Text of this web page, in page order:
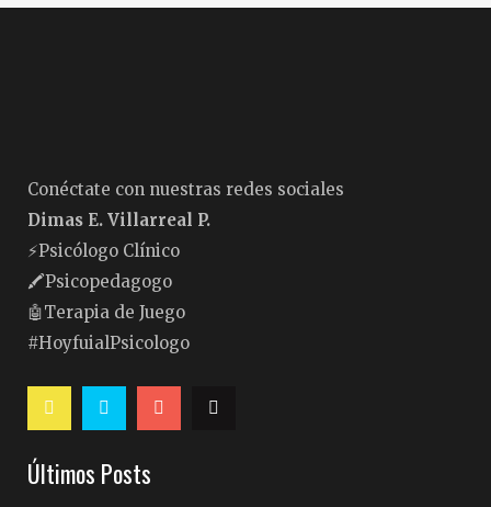
Conéctate con nuestras redes sociales
Dimas E. Villarreal P.
⚡️Psicólogo Clínico
🖍Psicopedagogo
🤖Terapia de Juego
#HoyfuialPsicologo
Últimos Posts